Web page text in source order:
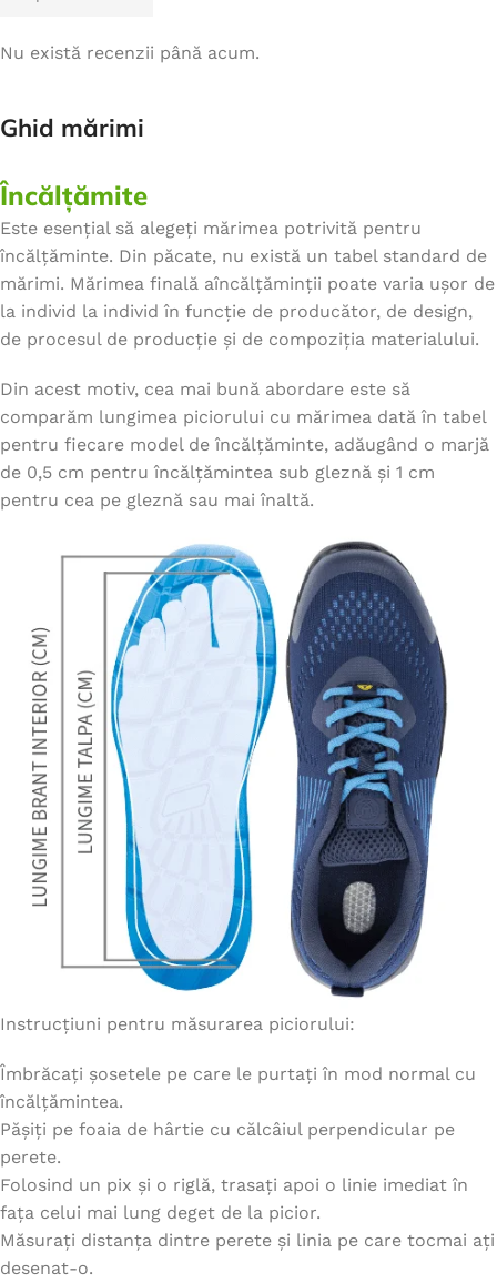
Nu există recenzii până acum.
Ghid mărimi
Încălțămite
Este esențial să alegeți mărimea potrivită pentru
încălțăminte. Din păcate, nu există un tabel standard de
mărimi. Mărimea finală aîncălțăminții poate varia ușor de
la individ la individ în funcție de producător, de design,
de procesul de producție și de compoziția materialului.
Din acest motiv, cea mai bună abordare este să
comparăm lungimea piciorului cu mărimea dată în tabel
pentru fiecare model de încălțăminte, adăugând o marjă
de 0,5 cm pentru încălțămintea sub gleznă și 1 cm
pentru cea pe gleznă sau mai înaltă.
Instrucțiuni pentru măsurarea piciorului:
Îmbrăcați șosetele pe care le purtați în mod normal cu
încălțămintea.
Pășiți pe foaia de hârtie cu călcâiul perpendicular pe
perete.
Folosind un pix și o riglă, trasați apoi o linie imediat în
fața celui mai lung deget de la picior.
Măsurați distanța dintre perete și linia pe care tocmai ați
desenat-o.